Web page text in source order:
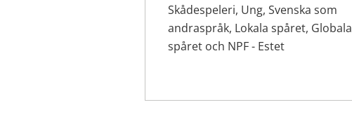
Skådespeleri, Ung, Svenska som
andraspråk, Lokala spåret, Globala
spåret och NPF - Estet